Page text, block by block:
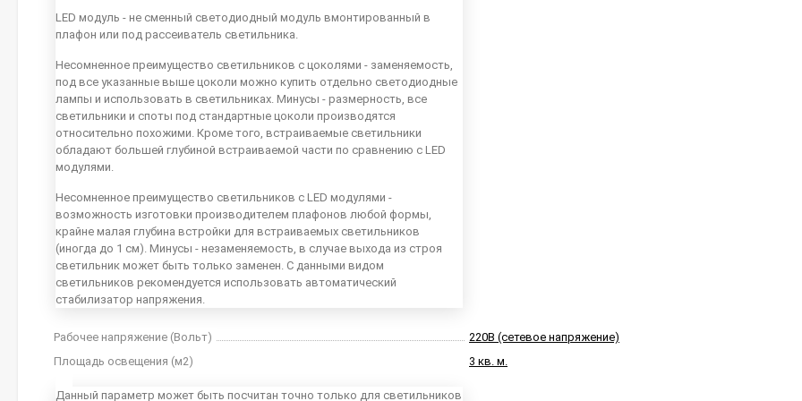
LED модуль - не сменный светодиодный модуль вмонтированный в
плафон или под рассеиватель светильника.
Несомненное преимущество светильников с цоколями - заменяемость,
под все указанные выше цоколи можно купить отдельно светодиодные
лампы и использовать в светильниках. Минусы - размерность, все
светильники и споты под стандартные цоколи производятся
относительно похожими. Кроме того, встраиваемые светильники
обладают большей глубиной встраиваемой части по сравнению с LED
модулями.
Несомненное преимущество светильников с LED модулями -
возможность изготовки производителем плафонов любой формы,
крайне малая глубина встройки для встраиваемых светильников
(иногда до 1 см). Минусы - незаменяемость, в случае выхода из строя
светильник может быть только заменен. С данными видом
светильников рекомендуется использовать автоматический
стабилизатор напряжения.
Рабочее напряжение (Вольт)
220В (сетевое напряжение)
Площадь освещения (м2)
Данный параметр может быть посчитан точно только для светильников
3 кв. м.